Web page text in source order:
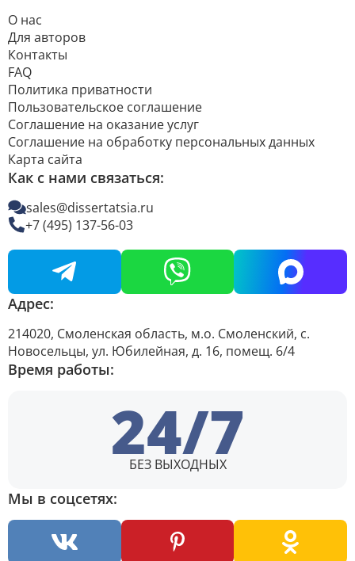
О нас
Для авторов
Контакты
FAQ
Политика приватности
Пользовательское соглашение
Соглашение на оказание услуг
Соглашение на обработку персональных данных
Карта сайта
Как с нами связаться:
sales@dissertatsia.ru
+7 (495) 137-56-03
Адрес:
214020, Смоленская область, м.о. Смоленский, с.
Новосельцы, ул. Юбилейная, д. 16, помещ. 6/4
Время работы:
24/7
БЕЗ ВЫХОДНЫХ
Мы в соцсетях: